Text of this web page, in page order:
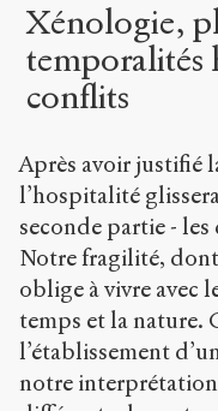
Xénologie,
temporalités
conflits
Après avoir justifié
l’hospitalité
seconde partie -
Notre fragilité,
oblige à vivre avec
temps et la nature.
l’établissement
notre interprétation